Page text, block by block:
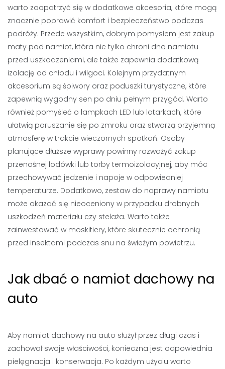
warto zaopatrzyć się w dodatkowe akcesoria, które mogą
znacznie poprawić komfort i bezpieczeństwo podczas
podróży. Przede wszystkim, dobrym pomysłem jest zakup
maty pod namiot, która nie tylko chroni dno namiotu
przed uszkodzeniami, ale także zapewnia dodatkową
izolację od chłodu i wilgoci. Kolejnym przydatnym
akcesorium są śpiwory oraz poduszki turystyczne, które
zapewnią wygodny sen po dniu pełnym przygód. Warto
również pomyśleć o lampkach LED lub latarkach, które
ułatwią poruszanie się po zmroku oraz stworzą przyjemną
atmosferę w trakcie wieczornych spotkań. Osoby
planujące dłuższe wyprawy powinny rozważyć zakup
przenośnej lodówki lub torby termoizolacyjnej, aby móc
przechowywać jedzenie i napoje w odpowiedniej
temperaturze. Dodatkowo, zestaw do naprawy namiotu
może okazać się nieoceniony w przypadku drobnych
uszkodzeń materiału czy stelaża. Warto także
zainwestować w moskitiery, które skutecznie ochronią
przed insektami podczas snu na świeżym powietrzu.
Jak dbać o namiot dachowy na
auto
Aby namiot dachowy na auto służył przez długi czas i
zachował swoje właściwości, konieczna jest odpowiednia
pielęgnacja i konserwacja. Po każdym użyciu warto